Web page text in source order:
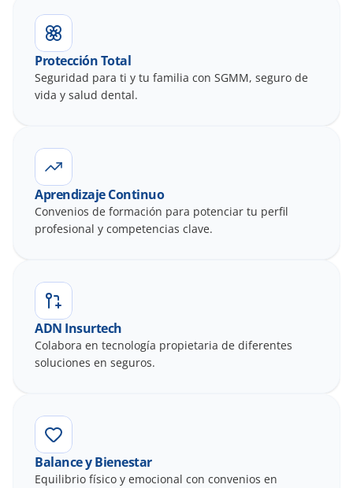
Protección Total
Seguridad para ti y tu familia con SGMM, seguro de
vida y salud dental.
Aprendizaje Continuo
Convenios de formación para potenciar tu perfil
profesional y competencias clave.
ADN Insurtech
Colabora en tecnología propietaria de diferentes
soluciones en seguros.
Balance y Bienestar
Equilibrio físico y emocional con convenios en